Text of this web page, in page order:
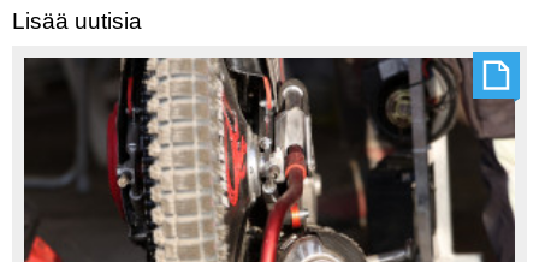
Lisää uutisia